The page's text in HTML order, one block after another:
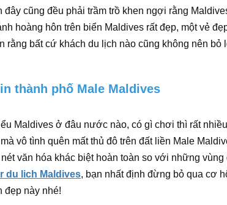
đây cũng đều phải trầm trồ khen ngợi rằng
hoàng hôn trên biển Maldives rất đẹp, một vẻ
rằng bất cứ khách du lịch nào cũng không nên bỏ
thành phố Male Maldives
Maldives ở đâu nước nào, có gì chơi thì rất
vô tình quên mất thủ đô trên đất liền Male
văn hóa khác biệt hoàn toàn so với những
du lich Maldives, bạn nhất định đừng bỏ qua cơ
đẹp này nhé!